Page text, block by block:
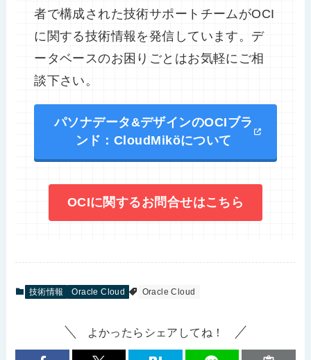
者で構成された技術サポートチームがOCI
に関する技術情報を発信しています。デ
ータベースのお困りごとはお気軽にご相
談下さい。
パソナデータ&デザインのOCIブラ
ンド：CloudMiköについて
OCIに関するお問合せはこちら
技術情報 Oracle Cloud Oracle Cloud
よかったらシェアしてね！